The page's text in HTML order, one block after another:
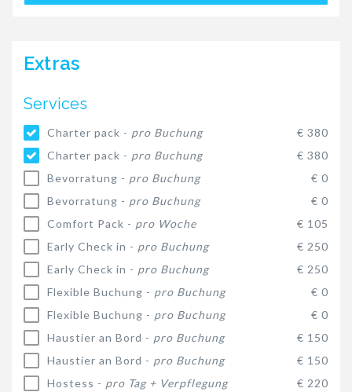
Extras
Services
Charter pack - pro Buchung
€ 380
Charter pack - pro Buchung
€ 380
Bevorratung - pro Buchung
€ 0
Bevorratung - pro Buchung
€ 0
Comfort Pack - pro Woche
€ 105
Early Check in - pro Buchung
€ 250
Early Check in - pro Buchung
€ 250
Flexible Buchung - pro Buchung
€ 0
Flexible Buchung - pro Buchung
€ 0
Haustier an Bord - pro Buchung
€ 150
Haustier an Bord - pro Buchung
€ 150
Hostess - pro Tag + Verpflegung € 220